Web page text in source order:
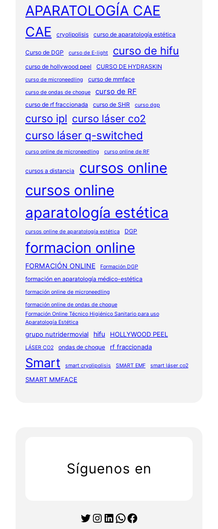
APARATOLOGÍA CAE
CAE cryolipolisis curso de aparatología estética
Curso de DGP curso de E-light curso de hifu
curso de hollywood peel CURSO DE HYDRASKIN
curso de microneedling curso de mmface
curso de ondas de choque curso de RF
curso de rf fraccionada curso de SHR curso dgp
curso ipl curso láser co2
curso láser q-switched
curso online de microneedling curso online de RF
cursos a distancia
cursos online
cursos online
aparatología estética
cursos online de aparatología estética DGP
formacion online
FORMACIÓN ONLINE Formación DGP
formación en aparatología médico-estética
formación online de microneedling
formación online de ondas de choque
Formación Online Técnico Higiénico Sanitario para uso
Aparatología Estética
grupo nutridermovial hifu HOLLYWOOD PEEL
LÁSER CO2 ondas de choque rf fraccionada
Smart smart cryolipolisis SMART EMF smart láser co2
SMART MMFACE
Síguenos en
Twitter Instagram LinkedIn WhatsApp Facebook